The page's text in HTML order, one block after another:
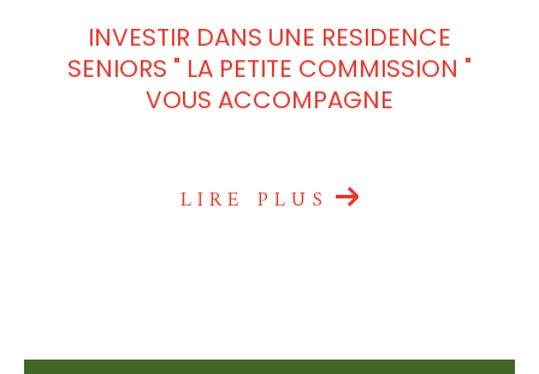
INVESTIR DANS UNE RESIDENCE
SENIORS " LA PETITE COMMISSION "
VOUS ACCOMPAGNE
LIRE PLUS